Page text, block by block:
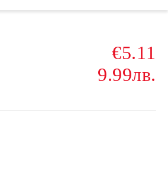
€5.11
9.99лв.